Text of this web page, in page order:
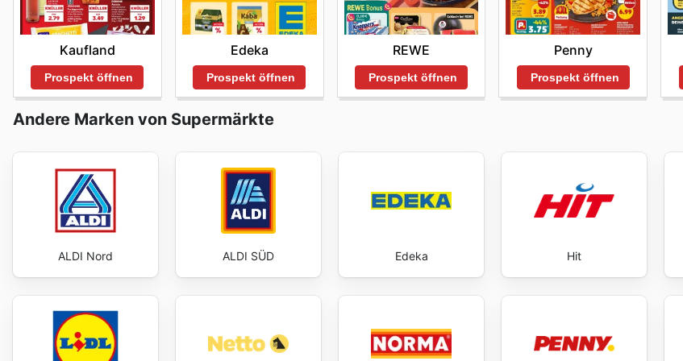
saving now.
Kaufland
Prospekt öffnen
Edeka
Prospekt öffnen
REWE
Prospekt öffnen
Penny
Prospekt öffnen
Andere Marken von Supermärkte
ALDI Nord ALDI SÜD Edeka Hit